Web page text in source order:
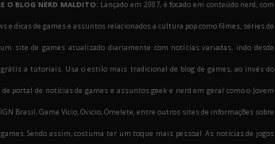
O BLOG NERD MALDITO: Lançado em 2007, é focado em conteúdo nerd, com
e dicas de games e assuntos relacionados a cultura pop como filmes, séries de
um site de games atualizado diariamente com notícias variadas, indo desde
grátis a tutoriais. Usa o estilo mais tradicional de blog de games, ao invés do
portal de notícias de games e assuntos geek e nerd em geral como o Jovem
Brasil, Game Vicio, Ovicio, Omelete, entre outros sites de informações sobre
Sendo assim, costuma ter um toque mais pessoal. As notícias de jogos